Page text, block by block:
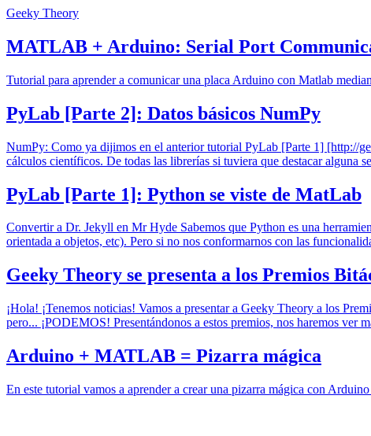
Geeky Theory
MATLAB + Arduino: Serial Port
Tutorial para aprender a comunicar una placa Arduino con Matlab
PyLab [Parte 2]: Datos básicos NumPy
NumPy: Como ya dijimos en el anterior tutorial PyLab [Parte 1] [http://
cálculos científicos. De todas las librerías si tuviera que destacar alguna
PyLab [Parte 1]: Python se viste de MatLab
Convertir a Dr. Jekyll en Mr Hyde Sabemos que Python es una
orientada a objetos, etc). Pero si no nos conformarnos con las
Geeky Theory se presenta a los Premios
¡Hola! ¡Tenemos noticias! Vamos a presentar a Geeky Theory a los
pero... ¡PODEMOS! Presentándonos a estos premios, nos haremos ver
Arduino + MATLAB = Pizarra mágica
En este tutorial vamos a aprender a crear una pizarra mágica con